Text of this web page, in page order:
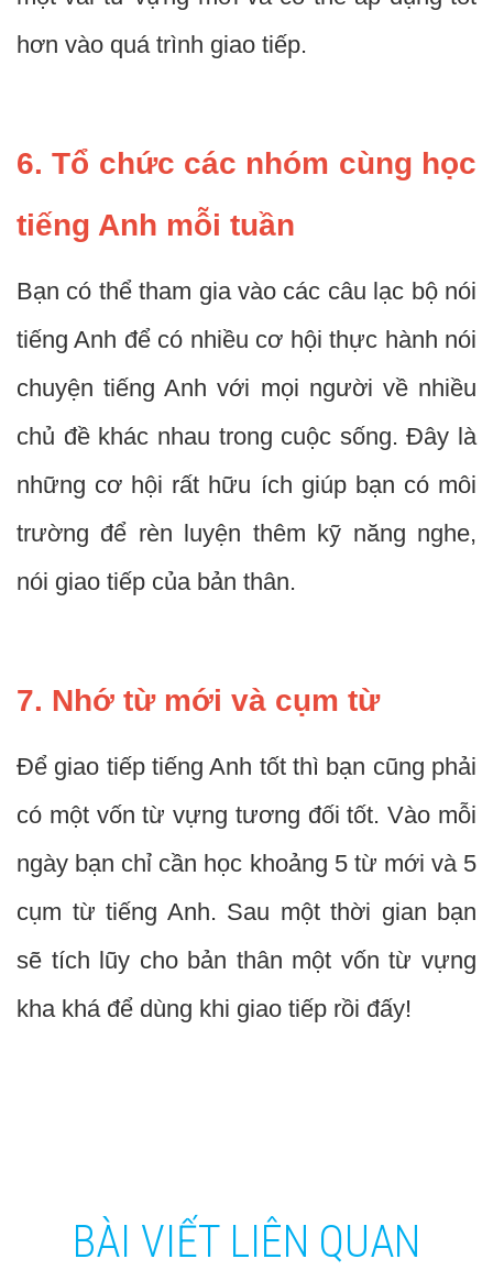
hơn vào quá trình giao tiếp.
6. Tổ chức các nhóm cùng học
tiếng Anh mỗi tuần
Bạn có thể tham gia vào các câu lạc bộ nói
tiếng Anh để có nhiều cơ hội thực hành nói
chuyện tiếng Anh với mọi người về nhiều
chủ đề khác nhau trong cuộc sống. Đây là
những cơ hội rất hữu ích giúp bạn có môi
trường để rèn luyện thêm kỹ năng nghe,
nói giao tiếp của bản thân.
7. Nhớ từ mới và cụm từ
Để giao tiếp tiếng Anh tốt thì bạn cũng phải
có một vốn từ vựng tương đối tốt. Vào mỗi
ngày bạn chỉ cần học khoảng 5 từ mới và 5
cụm từ tiếng Anh. Sau một thời gian bạn
sẽ tích lũy cho bản thân một vốn từ vựng
kha khá để dùng khi giao tiếp rồi đấy!
BÀI VIẾT LIÊN QUAN